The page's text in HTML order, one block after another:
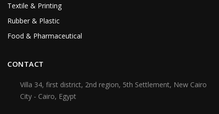
Textile & Printing
Rubber & Plastic
Food & Pharmaceutical
CONTACT
Villa 34, first district, 2nd region, 5th Settlement, New Cairo
City - Cairo, Egypt